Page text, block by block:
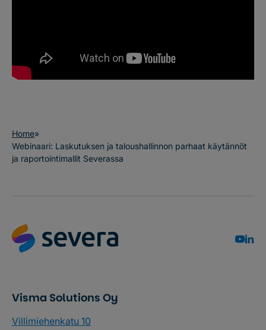
Home»
Webinaari: Laskutuksen ja taloushallinnon parhaat käytännöt
ja raportointimallit Severassa
Visma Solutions Oy
Villimiehenkatu 10